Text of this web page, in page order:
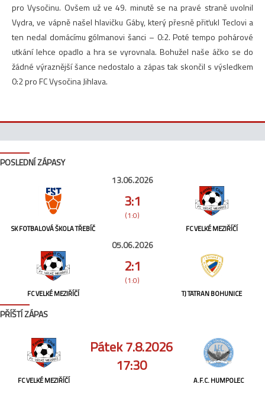
pro Vysočinu. Ovšem už ve 49. minutě se na pravé straně uvolnil
Vydra, ve vápně našel hlavičku Gáby, který přesně přiťukl Teclovi a
ten nedal domácímu gólmanovi šanci – 0:2. Poté tempo pohárové
utkání lehce opadlo a hra se vyrovnala. Bohužel naše áčko se do
žádné výraznější šance nedostalo a zápas tak skončil s výsledkem
0:2 pro FC Vysočina Jihlava.
POSLEDNÍ ZÁPASY
SK FOTBALOVÁ ŠKOLA TŘEBÍČ
13.06.2026
3:1
(1:0)
FC VELKÉ MEZIŘÍČÍ
FC VELKÉ MEZIŘÍČÍ
05.06.2026
2:1
(1:0)
TJ TATRAN BOHUNICE
PŘÍŠTÍ ZÁPAS
FC VELKÉ MEZIŘÍČÍ
Pátek 7.8.2026
17:30
A.F.C. HUMPOLEC